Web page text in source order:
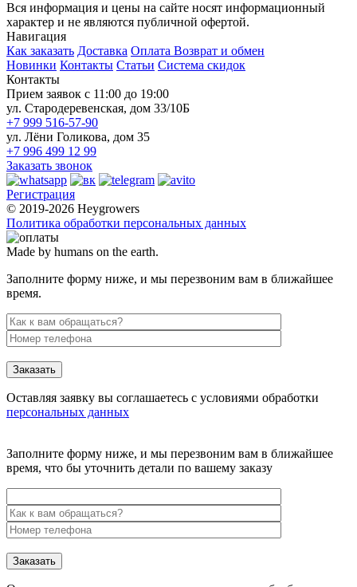
Вся информация и цены на сайте носят информационный
характер и не являются публичной офертой.
Навигация
Как заказать Доставка Оплата Возврат и обмен
Новинки Контакты Статьи Система скидок
Контакты
Прием заявок с 11:00 до 19:00
ул. Стародеревенская, дом 33/10Б
+7 999 516-57-90
ул. Лёни Голикова, дом 35
+7 996 499 12 99
Заказать звонок
Регистрация
© 2019-2026 Heygrowers
Политика обработки персональных данных
Made by humans on the earth.
Заполните форму ниже, и мы перезвоним вам в ближайшее
время.
Заказать
Оставляя заявку вы соглашаетесь с условиями обработки
персональных данных
Заполните форму ниже, и мы перезвоним вам в ближайшее
время, что бы уточнить детали по вашему заказу
Заказать